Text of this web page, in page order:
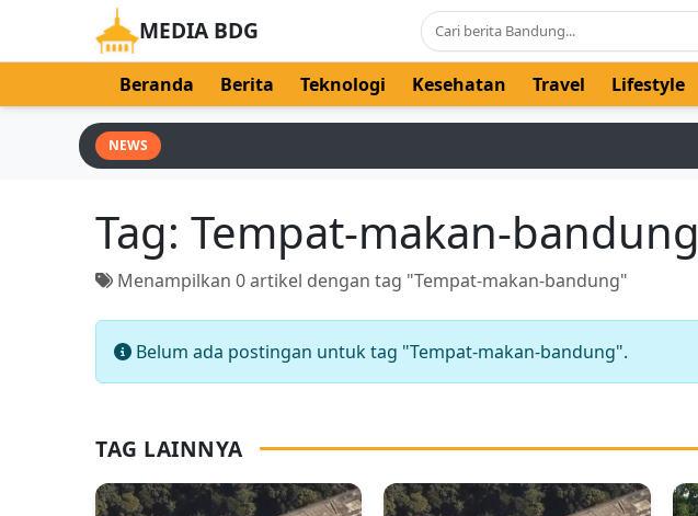
MEDIA BDG
Beranda Berita Teknologi Kesehatan Travel Lifestyle
NEWS
Tag: Tempat-makan-bandung
Menampilkan 0 artikel dengan tag "Tempat-makan-bandung"
Belum ada postingan untuk tag "Tempat-makan-bandung".
TAG LAINNYA